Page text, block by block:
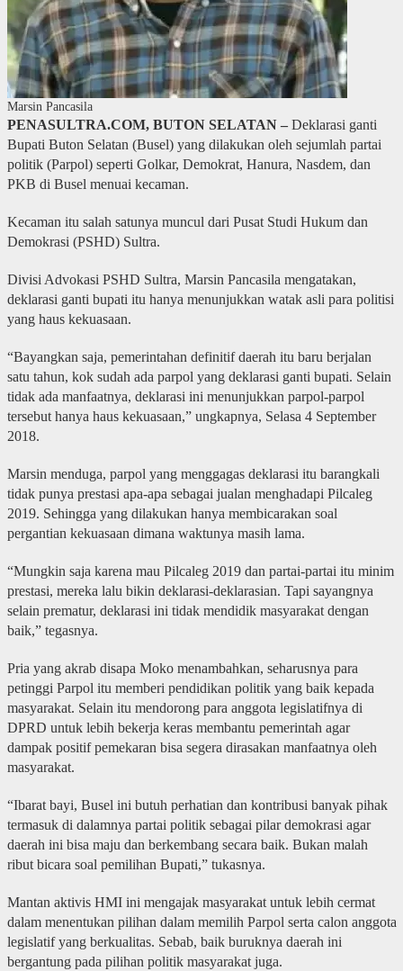
Marsin Pancasila
PENASULTRA.COM, BUTON SELATAN –Deklarasi ganti
Bupati Buton Selatan (Busel) yang dilakukan oleh sejumlah partai
politik (Parpol) seperti Golkar, Demokrat, Hanura, Nasdem, dan
PKB di Busel menuai kecaman.
Kecaman itu salah satunya muncul dari Pusat Studi Hukum dan
Demokrasi (PSHD) Sultra.
Divisi Advokasi PSHD Sultra, Marsin Pancasila mengatakan,
deklarasi ganti bupati itu hanya menunjukkan watak asli para politisi
yang haus kekuasaan.
“Bayangkan saja, pemerintahan definitif daerah itu baru berjalan
satu tahun, kok sudah ada parpol yang deklarasi ganti bupati. Selain
tidak ada manfaatnya, deklarasi ini menunjukkan parpol-parpol
tersebut hanya haus kekuasaan,” ungkapnya, Selasa 4 September
2018.
Marsin menduga, parpol yang menggagas deklarasi itu barangkali
tidak punya prestasi apa-apa sebagai jualan menghadapi Pilcaleg
2019. Sehingga yang dilakukan hanya membicarakan soal
pergantian kekuasaan dimana waktunya masih lama.
“Mungkin saja karena mau Pilcaleg 2019 dan partai-partai itu minim
prestasi, mereka lalu bikin deklarasi-deklarasian. Tapi sayangnya
selain prematur, deklarasi ini tidak mendidik masyarakat dengan
baik,” tegasnya.
Pria yang akrab disapa Moko menambahkan, seharusnya para
petinggi Parpol itu memberi pendidikan politik yang baik kepada
masyarakat. Selain itu mendorong para anggota legislatifnya di
DPRD untuk lebih bekerja keras membantu pemerintah agar
dampak positif pemekaran bisa segera dirasakan manfaatnya oleh
masyarakat.
“Ibarat bayi, Busel ini butuh perhatian dan kontribusi banyak pihak
termasuk di dalamnya partai politik sebagai pilar demokrasi agar
daerah ini bisa maju dan berkembang secara baik. Bukan malah
ribut bicara soal pemilihan Bupati,” tukasnya.
Mantan aktivis HMI ini mengajak masyarakat untuk lebih cermat
dalam menentukan pilihan dalam memilih Parpol serta calon anggota
legislatif yang berkualitas. Sebab, baik buruknya daerah ini
bergantung pada pilihan politik masyarakat juga.